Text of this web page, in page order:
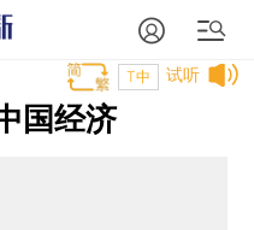
试听
T中
国经济